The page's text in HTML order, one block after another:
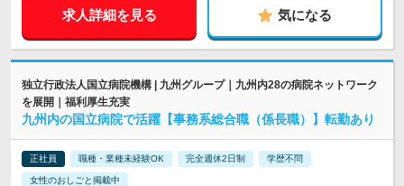
求人詳細を見る 気になる
独立行政法人国立病院機構 | 九州グループ｜九州内28の病院ネットワーク
を展開｜福利厚生充実
九州内の国立病院で活躍【事務系総合職（係長職）】転勤あり
正社員 職種・業種未経験OK 完全週休2日制 学歴不問
女性のおしごと掲載中